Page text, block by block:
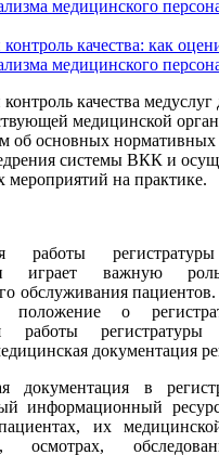
качества: как
медицинского
качества
медицинской
об основных нормативных
системы ВКК и
мероприятий на практике.
работы
играет важную
обслуживания
о
работы
документация
документация в
информационный
их
осмотрах,